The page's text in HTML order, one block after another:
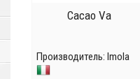
Cacao Va
Производитель: Imola